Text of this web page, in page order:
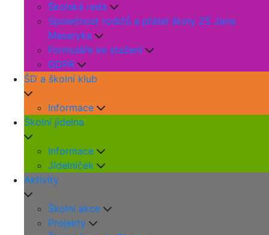
Školská rada
Společnost rodičů a přátel školy ZŠ Jana
Masaryka
Formuláře ke stažení
GDPR
ŠD a školní klub
Informace
Školní jídelna
Informace
Jídelníček
Aktivity
Školní akce
Projekty